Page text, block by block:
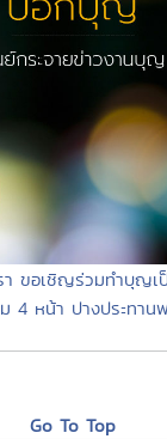
า ขอเชิญร่วมทำบุญเ
4 หน้า ปางประทาน
Go To Top